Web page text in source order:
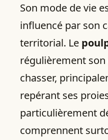
Son mode de vie
influencé par son
territorial. Le
régulièrement
chasser,
repérant ses
particulièrement
comprennent